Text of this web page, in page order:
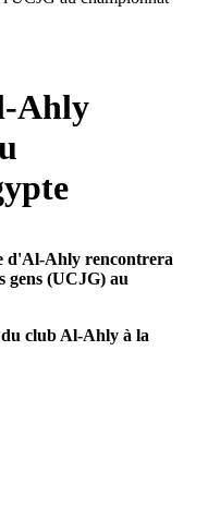
Ahly
d'Al-Ahly rencontrera
gens (UCJG) au
club Al-Ahly à la